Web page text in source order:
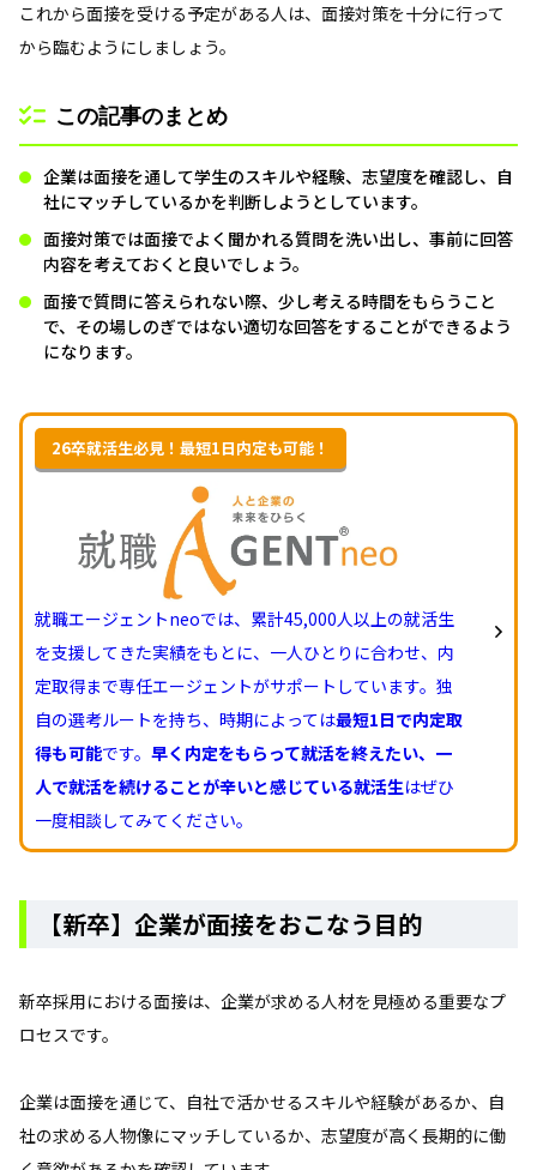
これから面接を受ける予定がある人は、面接対策を十分に行って
から臨むようにしましょう。
この記事のまとめ
企業は面接を通して学生のスキルや経験、志望度を確認し、自
社にマッチしているかを判断しようとしています。
面接対策では面接でよく聞かれる質問を洗い出し、事前に回答
内容を考えておくと良いでしょう。
面接で質問に答えられない際、少し考える時間をもらうこと
で、その場しのぎではない適切な回答をすることができるよう
になります。
26卒就活生必見！最短1日内定も可能！
就職エージェントneoでは、累計45,000人以上の就活生
を支援してきた実績をもとに、一人ひとりに合わせ、内
定取得まで専任エージェントがサポートしています。独
自の選考ルートを持ち、時期によっては最短1日で内定取
得も可能です。 早く内定をもらって就活を終えたい、一
人で就活を続けることが辛いと感じている就活生はぜひ
一度相談してみてください。
【新卒】企業が面接をおこなう目的
新卒採用における面接は、企業が求める人材を見極める重要なプ
ロセスです。
企業は面接を通じて、自社で活かせるスキルや経験があるか、自
社の求める人物像にマッチしているか、志望度が高く長期的に働